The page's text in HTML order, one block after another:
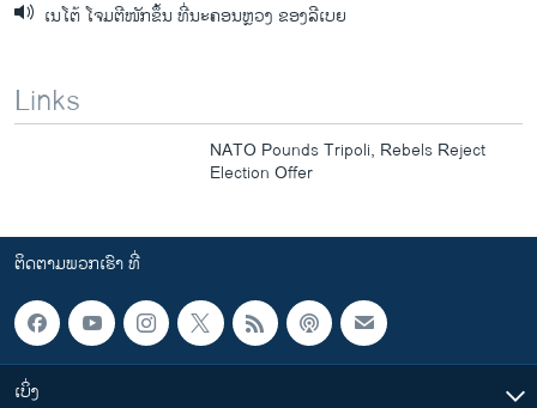
ເນໂຕ້ ໂຈມຕີໜັກຂຶ້ນ ທີ່ນະຄອນຫຼວງ ຂອງລີເບຍ
Links
NATO Pounds Tripoli, Rebels Reject
Election Offer
ຕິດຕາມພວກເຮົາ ທີ່
ເບິ່ງ